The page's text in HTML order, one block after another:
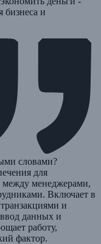
бизнеса и
словами?
для
между менеджерами,
Включает в
и
данных и
работу,
фактор.